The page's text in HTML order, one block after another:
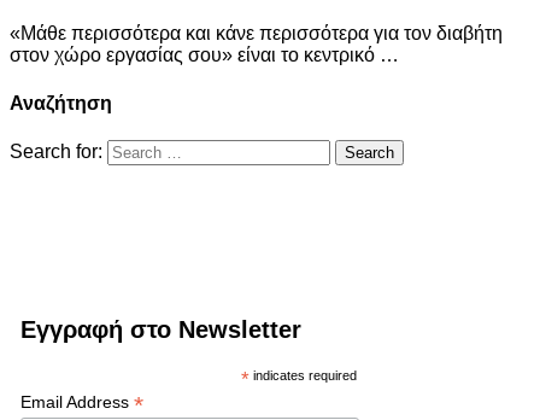
«Μάθε περισσότερα και κάνε περισσότερα για τον διαβήτη
στον χώρο εργασίας σου» είναι το κεντρικό …
Αναζήτηση
Search for:
Εγγραφή στο Newsletter
* indicates required
Email Address *